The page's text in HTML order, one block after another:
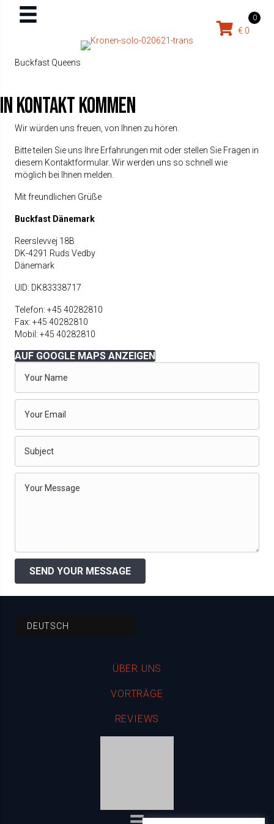
Buckfast Queens
€ 0
0
In Kontakt kommen
Wir würden uns freuen, von Ihnen zu hören.
Bitte teilen Sie uns Ihre Erfahrungen mit oder stellen Sie Fragen in
diesem Kontaktformular. Wir werden uns so schnell wie
möglich bei Ihnen melden.
Mit freundlichen Grüße
Buckfast Dänemark
Reerslevvej 18B
DK-4291 Ruds Vedby
Dänemark
UID: DK83338717
Telefon: +45 40282810
Fax: +45 40282810
Mobil: +45 40282810
AUF GOOGLE MAPS ANZEIGEN
SEND YOUR MESSAGE
DEUTSCH
ÜBER UNS
VORTRÄGE
REVIEWS